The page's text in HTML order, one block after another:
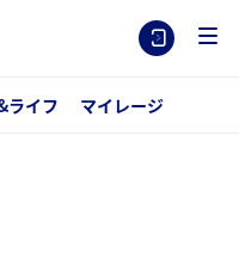
ライフ マイレージ